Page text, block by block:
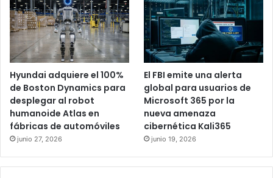
Hyundai adquiere el 100%
de Boston Dynamics para
desplegar al robot
humanoide Atlas en
fábricas de automóviles
junio 27, 2026
El FBI emite una alerta
global para usuarios de
Microsoft 365 por la
nueva amenaza
cibernética Kali365
junio 19, 2026